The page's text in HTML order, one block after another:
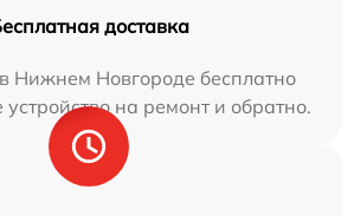
доставка
Нижнем Новгороде бесплатно
на ремонт и обратно.